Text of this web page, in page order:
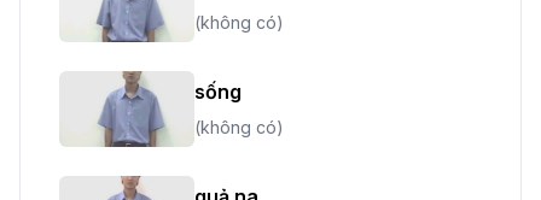
(không có)
sống
(không có)